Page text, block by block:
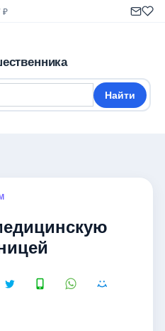
₽
Найти